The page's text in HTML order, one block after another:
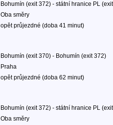
Bohumín (exit 372) - státní hranice PL
Oba směry
opět průjezdné (doba 41 minut)
Bohumín (exit 370) - Bohumín (exit 372)
Praha
opět průjezdné (doba 62 minut)
Bohumín (exit 372) - státní hranice PL
Oba směry